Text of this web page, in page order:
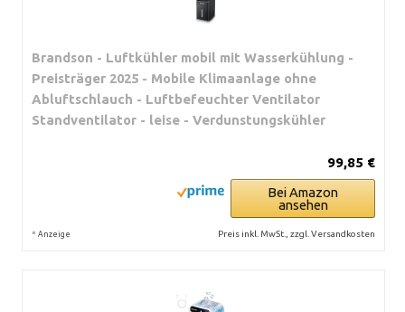
Brandson - Luftkühler mobil mit Wasserkühlung -
Preisträger 2025 - Mobile Klimaanlage ohne
Abluftschlauch - Luftbefeuchter Ventilator
Standventilator - leise - Verdunstungskühler
99,85 €
Bei Amazon
ansehen
* Anzeige Preis inkl. MwSt., zzgl. Versandkosten